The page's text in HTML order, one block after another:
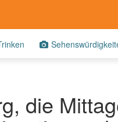
die